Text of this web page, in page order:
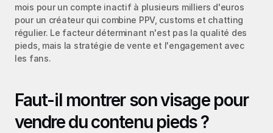
mois pour un compte inactif à plusieurs milliers d'euros
pour un créateur qui combine PPV, customs et chatting
régulier. Le facteur déterminant n'est pas la qualité des
pieds, mais la stratégie de vente et l'engagement avec
les fans.
Faut-il montrer son visage pour
vendre du contenu pieds ?